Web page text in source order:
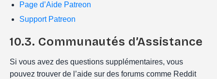
Page d’Aide Patreon
Support Patreon
10.3. Communautés d’Assistance
Si vous avez des questions supplémentaires, vous
pouvez trouver de l’aide sur des forums comme Reddit